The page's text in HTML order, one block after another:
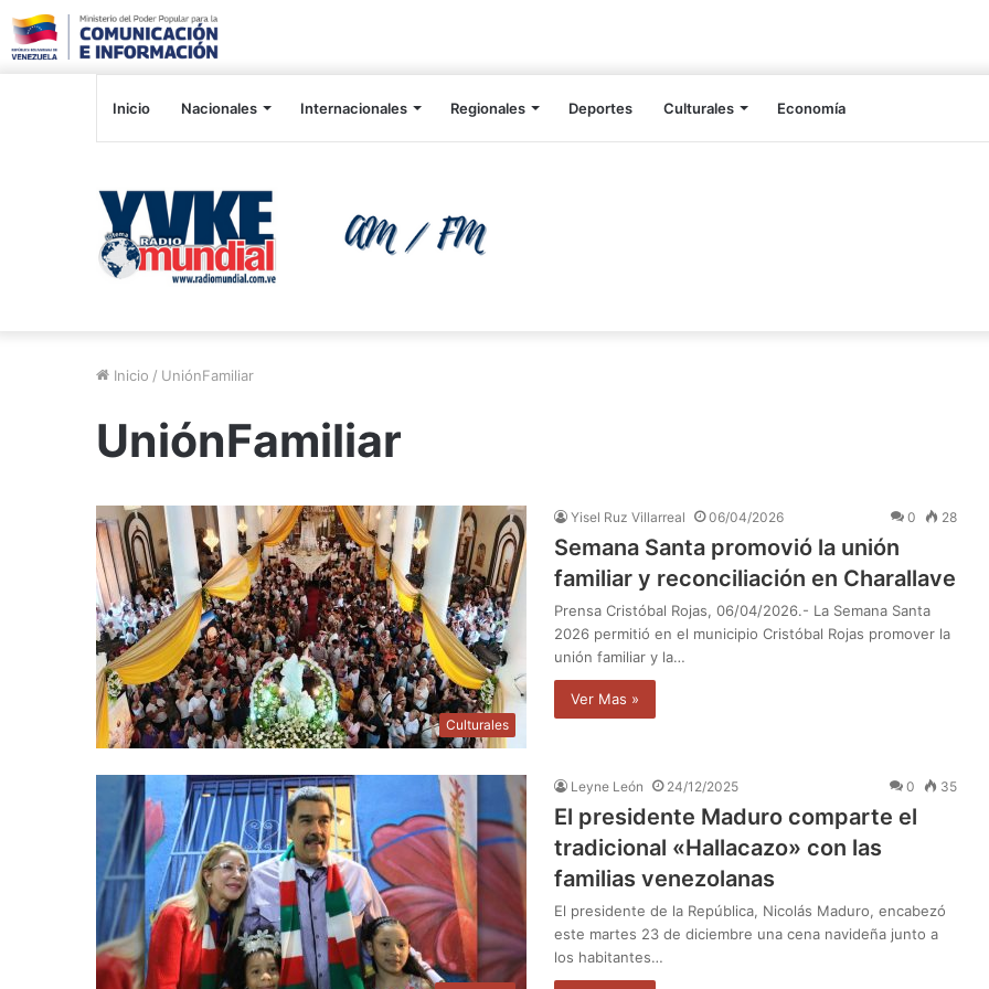
Inicio Nacionales Internacionales Regionales Deportes Culturales Economía
Inicio / UniónFamiliar
UniónFamiliar
Culturales
Yisel Ruz Villarreal 06/04/2026 0 28
Semana Santa promovió la unión
familiar y reconciliación en Charallave
Prensa Cristóbal Rojas, 06/04/2026.- La Semana Santa
2026 permitió en el municipio Cristóbal Rojas promover la
unión familiar y la…
Ver Mas »
Leyne León 24/12/2025 0 35
El presidente Maduro comparte el
tradicional «Hallacazo» con las
familias venezolanas
El presidente de la República, Nicolás Maduro, encabezó
este martes 23 de diciembre una cena navideña junto a
los habitantes…